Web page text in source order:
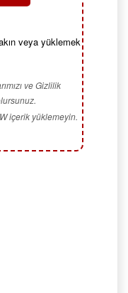
veya yüklemek
ve Gizlilik
içerik yüklemeyin.